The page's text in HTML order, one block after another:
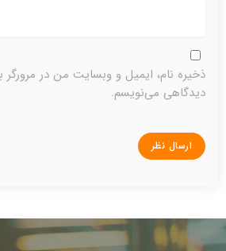
ذخیره نام، ایمیل و وبسایت من در مرورگر
دیدگاهی می‌نویسم.